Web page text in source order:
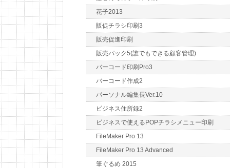
花子2013
販促チラシ印刷3
販売促進印刷
販売パック5(誰でもできる顧客管理)
バーコード印刷Pro3
バーコード作成2
パーソナル編集長Ver.10
ビジネス住所録2
ビジネスで使えるPOPチラシメニュー印刷
FileMaker Pro 13
FileMaker Pro 13 Advanced
筆ぐるめ 2015